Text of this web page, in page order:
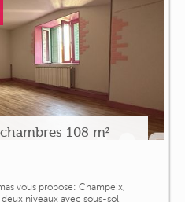
108 m²
vous propose: Champeix,
niveaux avec sous-sol,